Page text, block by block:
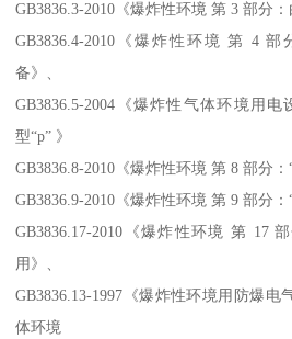
GB3836.3-2010《爆炸性环境 第 3 部分：
GB3836.4-2010《爆炸性环境 第 4
备》、
GB3836.5-2004《爆炸性气体环境用
型“p” 》
GB3836.8-2010《爆炸性环境 第 8 部分：
GB3836.9-2010《爆炸性环境 第 9 部分：
GB3836.17-2010《爆炸性环境 第 17
用》、
GB3836.13-1997《爆炸性环境用防爆
体环境